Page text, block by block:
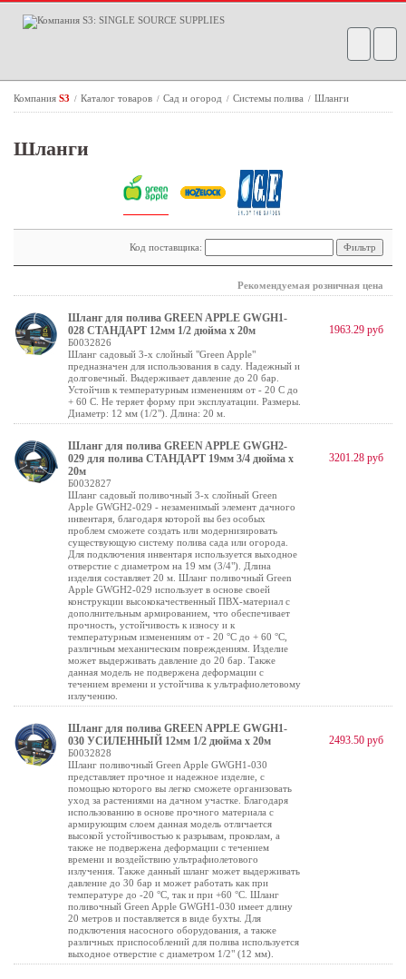
Компания S3 / Каталог товаров / Сад и огород / Системы полива / Шланги
Шланги
Код поставщика:
Рекомендуемая розничная цена
Шланг для полива GREEN APPLE GWGH1-
028 СТАНДАРТ 12мм 1/2 дюйма х 20м
Б0032826
Шланг садовый 3-х слойный "Green Apple"
предназначен для использования в саду. Надежный и
долговечный. Выдерживает давление до 20 бар.
Устойчив к температурным изменениям от - 20 С до
+ 60 С. Не теряет форму при эксплуатации. Размеры.
Диаметр: 12 мм (1/2"). Длина: 20 м.
1963.29 руб
Шланг для полива GREEN APPLE GWGH2-
029 для полива СТАНДАРТ 19мм 3/4 дюйма х
20м
Б0032827
Шланг садовый поливочный 3-х слойный Green
Apple GWGH2-029 - незаменимый элемент дачного
инвентаря, благодаря которой вы без особых
проблем сможете создать или модернизировать
существующую систему полива сада или огорода.
Для подключения инвентаря используется выходное
отверстие с диаметром на 19 мм (3/4"). Длина
изделия составляет 20 м. Шланг поливочный Green
Apple GWGH2-029 использует в основе своей
конструкции высококачественный ПВХ-материал с
дополнительным армированием, что обеспечивает
прочность, устойчивость к износу и к
температурным изменениям от - 20 °С до + 60 °С,
различным механическим повреждениям. Изделие
может выдерживать давление до 20 бар. Также
данная модель не подвержена деформации с
течением времени и устойчива к ультрафиолетовому
излучению.
3201.28 руб
Шланг для полива GREEN APPLE GWGH1-
030 УСИЛЕННЫЙ 12мм 1/2 дюйма х 20м
Б0032828
Шланг поливочный Green Apple GWGH1-030
представляет прочное и надежное изделие, с
помощью которого вы легко сможете организовать
уход за растениями на дачном участке. Благодаря
использованию в основе прочного материала с
армирующим слоем данная модель отличается
высокой устойчивостью к разрывам, проколам, а
также не подвержена деформации с течением
времени и воздействию ультрафиолетового
излучения. Также данный шланг может выдерживать
давление до 30 бар и может работать как при
температуре до -20 °C, так и при +60 °C. Шланг
поливочный Green Apple GWGH1-030 имеет длину
20 метров и поставляется в виде бухты. Для
подключения насосного оборудования, а также
различных приспособлений для полива используется
выходное отверстие с диаметром 1/2" (12 мм).
2493.50 руб